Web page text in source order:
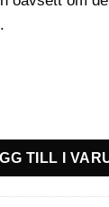
stl S mängd
TILL I